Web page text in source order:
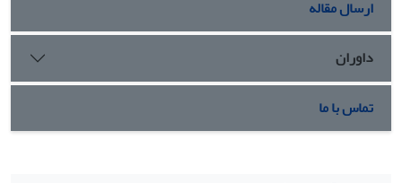
ارسال مقاله
داوران
تماس با ما